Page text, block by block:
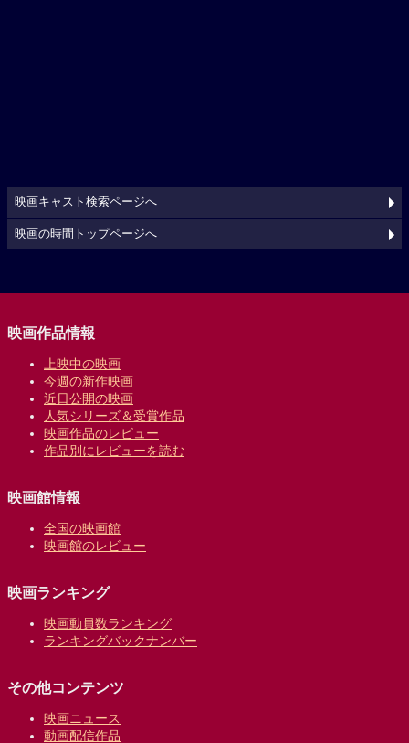
映画キャスト検索ページへ
映画の時間トップページへ
映画作品情報
上映中の映画
今週の新作映画
近日公開の映画
人気シリーズ＆受賞作品
映画作品のレビュー
作品別にレビューを読む
映画館情報
全国の映画館
映画館のレビュー
映画ランキング
映画動員数ランキング
ランキングバックナンバー
その他コンテンツ
映画ニュース
動画配信作品